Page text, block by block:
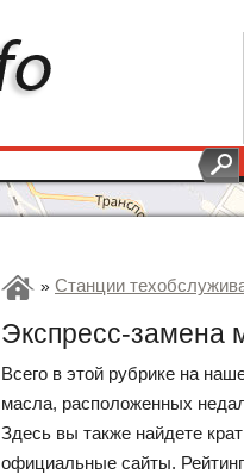
» Станции
Экспресс-замена
Всего в этой рубрике на
масла, расположенных
Здесь вы также найдете
официальные сайты.